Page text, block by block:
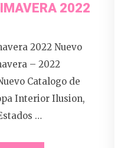
2022
2022 Nuevo
– 2022
Catalogo de
Interior Ilusion,
…